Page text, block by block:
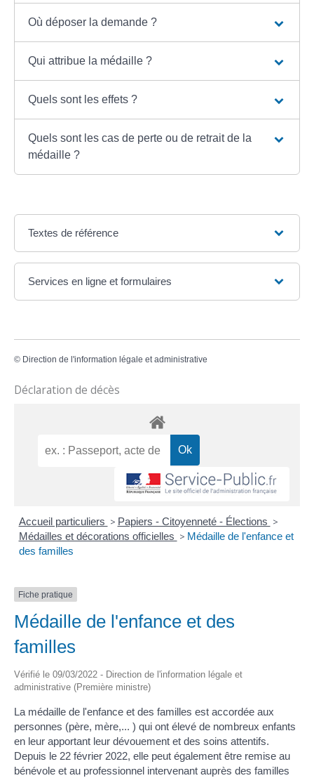
Où déposer la demande ?
Qui attribue la médaille ?
Quels sont les effets ?
Quels sont les cas de perte ou de retrait de la
médaille ?
Textes de référence
Services en ligne et formulaires
© Direction de l'information légale et administrative
Déclaration de décès
Accueil particuliers > Papiers - Citoyenneté - Élections >
Médailles et décorations officielles > Médaille de l'enfance et
des familles
Fiche pratique
Médaille de l'enfance et des
familles
Vérifié le 09/03/2022 - Direction de l'information légale et
administrative (Première ministre)
La médaille de l'enfance et des familles est accordée aux
personnes (père, mère,... ) qui ont élevé de nombreux enfants
en leur apportant leur dévouement et des soins attentifs.
Depuis le 22 février 2022, elle peut également être remise au
bénévole et au professionnel intervenant auprès des familles